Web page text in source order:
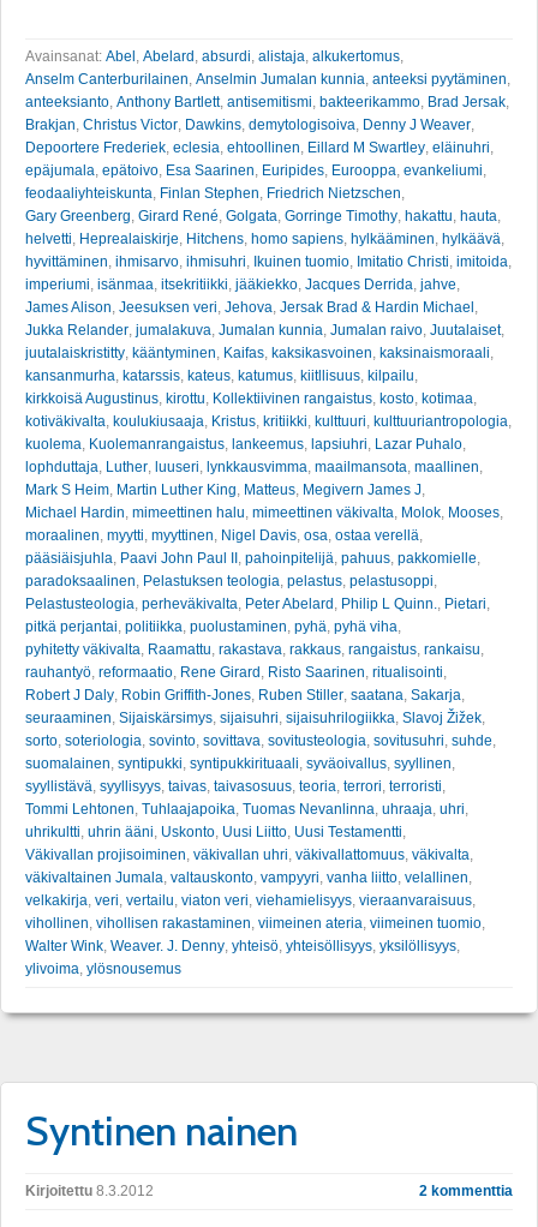
Avainsanat: Abel , Abelard , absurdi, alistaja, alkukertomus,
Anselm Canterburilainen, Anselmin Jumalan kunnia, anteeksi pyytäminen,
anteeksianto, Anthony Bartlett, antisemitismi, bakteerikammo, Brad Jersak,
Brakjan, Christus Victor, Dawkins, demytologisoiva, Denny J Weaver,
Depoortere Frederiek, eclesia, ehtoollinen, Eillard M Swartley, eläinuhri,
epäjumala, epätoivo, Esa Saarinen, Euripides, Eurooppa, evankeliumi,
feodaaliyhteiskunta, Finlan Stephen, Friedrich Nietzschen,
Gary Greenberg, Girard René, Golgata, Gorringe Timothy, hakattu, hauta,
helvetti, Heprealaiskirje, Hitchens, homo sapiens, hylkääminen, hylkäävä,
hyvittäminen, ihmisarvo, ihmisuhri, Ikuinen tuomio, Imitatio Christi, imitoida,
imperiumi, isänmaa, itsekritiikki, jääkiekko, Jacques Derrida, jahve,
James Alison, Jeesuksen veri, Jehova, Jersak Brad & Hardin Michael ,
Jukka Relander, jumalakuva, Jumalan kunnia, Jumalan raivo, Juutalaiset,
juutalaiskristitty, kääntyminen, Kaifas, kaksikasvoinen, kaksinaismoraali,
kansanmurha, katarssis, kateus, katumus, kiitllisuus, kilpailu,
kirkkoisä Augustinus, kirottu, Kollektiivinen rangaistus, kosto, kotimaa,
kotiväkivalta, koulukiusaaja, Kristus, kritiikki, kulttuuri, kulttuuriantropologia,
kuolema, Kuolemanrangaistus, lankeemus, lapsiuhri, Lazar Puhalo,
lophduttaja, Luther, luuseri, lynkkausvimma, maailmansota, maallinen,
Mark S Heim, Martin Luther King, Matteus, Megivern James J,
Michael Hardin, mimeettinen halu, mimeettinen väkivalta, Molok, Mooses,
moraalinen, myytti, myyttinen, Nigel Davis, osa, ostaa verellä,
pääsiäisjuhla, Paavi John Paul II , pahoinpitelijä, pahuus, pakkomielle,
paradoksaalinen, Pelastuksen teologia, pelastus, pelastusoppi,
Pelastusteologia, perheväkivalta, Peter Abelard , Philip L Quinn., Pietari,
pitkä perjantai, politiikka, puolustaminen, pyhä, pyhä viha,
pyhitetty väkivalta, Raamattu, rakastava, rakkaus, rangaistus, rankaisu,
rauhantyö, reformaatio, Rene Girard , Risto Saarinen, ritualisointi,
Robert J Daly, Robin Griffith-Jones, Ruben Stiller, saatana, Sakarja,
seuraaminen, Sijaiskärsimys, sijaisuhri, sijaisuhrilogiikka, Slavoj Žižek,
sorto, soteriologia, sovinto, sovittava, sovitusteologia, sovitusuhri, suhde,
suomalainen, syntipukki, syntipukkirituaali, syväoivallus, syyllinen,
syyllistävä, syyllisyys, taivas, taivasosuus, teoria, terrori, terroristi,
Tommi Lehtonen, Tuhlaajapoika, Tuomas Nevanlinna, uhraaja, uhri,
uhrikultti, uhrin ääni, Uskonto, Uusi Liitto, Uusi Testamentti,
Väkivallan projisoiminen, väkivallan uhri, väkivallattomuus, väkivalta,
väkivaltainen Jumala, valtauskonto, vampyyri, vanha liitto, velallinen,
velkakirja, veri, vertailu, viaton veri, viehamielisyys, vieraanvaraisuus,
vihollinen, vihollisen rakastaminen, viimeinen ateria, viimeinen tuomio,
Walter Wink, Weaver. J. Denny, yhteisö, yhteisöllisyys, yksilöllisyys,
ylivoima, ylösnousemus
Syntinen nainen
Kirjoitettu 8.3.2012 2 kommenttia